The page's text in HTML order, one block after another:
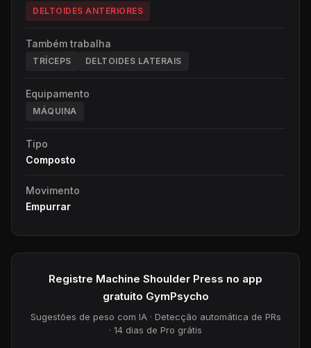
DELTOIDES ANTERIORES
Também trabalha
TRÍCEPS DELTOIDES LATERAIS
Equipamento
MÁQUINA
Tipo
Composto
Movimento
Empurrar
Registre Machine Shoulder Press no app
gratuito GymPsycho
Sugestões de peso com IA · Detecção automática de PRs
· 14 dias de Pro grátis